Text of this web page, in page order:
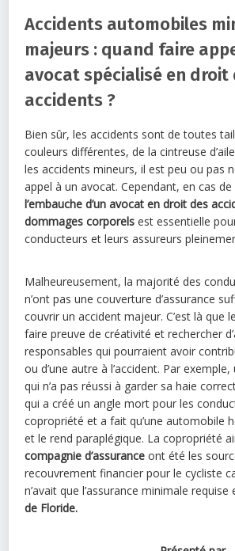
Accidents automobiles
majeurs : quand faire
avocat spécialisé en droit
accidents ?
Bien sûr, les accidents sont de toutes
couleurs différentes, de la cintreuse
les accidents mineurs, il est peu ou pas
appel à un avocat. Cependant, en cas de
l’embauche d’un avocat en droit des
dommages corporels est essentielle
conducteurs et leurs assureurs
Malheureusement, la majorité des
n’ont pas une couverture d’assurance
couvrir un accident majeur. C’est là que
faire preuve de créativité et rechercher
responsables qui pourraient avoir
ou d’une autre à l’accident. Par
qui n’a pas réussi à garder sa haie
qui a créé un angle mort pour les
copropriété et a fait qu’une automobile
et le rend paraplégique. La copropriété
compagnie d’assurance ont été les
recouvrement financier pour le cycliste
n’avait que l’assurance minimale
de Floride.